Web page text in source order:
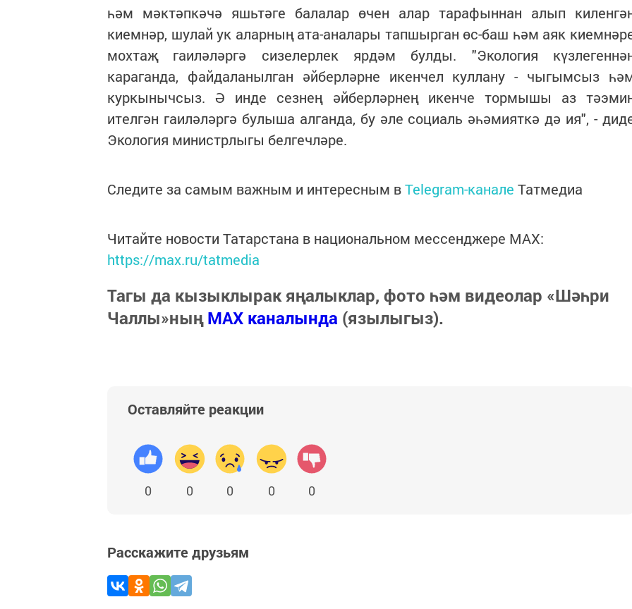
һәм мәктәпкәчә яшьтәге балалар өчен алар тарафыннан алып
киемнәр, шулай ук аларның ата-аналары тапшырган өс-баш һәм аяк
мохтаҗ гаиләләргә сизелерлек ярдәм булды. "Экология
караганда, файдаланылган әйберләрне икенчел куллану - чыгымсыз
куркынычсыз. Ә инде сезнең әйберләрнең икенче тормышы аз
ителгән гаиләләргә булыша алганда, бу әле социаль әһәмияткә дә ия", -
Экология министрлыгы белгечләре.
Следите за самым важным и интересным вTelegram-канале Татмедиа
Читайте новости Татарстана в национальном мессенджере MАХ:
https://max.ru/tatmedia
Тагы да кызыклырак яңалыклар, фото һәм видеолар «Шәһри
Чаллы»ныңMAX каналында (язылыгыз).
Оставляйте реакции
0 0 0 0 0
Расскажите друзьям